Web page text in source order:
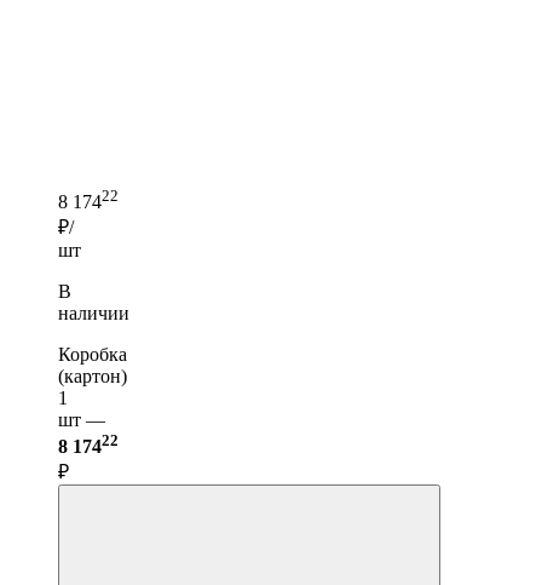
8 17422
₽/
шт
В
наличии
Коробка
(картон)
1
шт —
8 17422
₽